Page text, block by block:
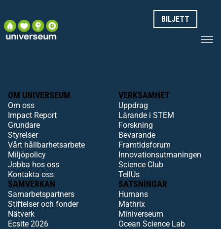
BILJETT
OM UNIVERSEUM
Om oss
Impact Report
Grundare
Styrelser
Vårt hållbarhetsarbete
Miljöpolicy
Jobba hos oss
Kontakta oss
VERKSAMHET
Uppdrag
Lärande i STEM
Forskning
Bevarande
Framtidsforum
Innovationsutmaningen
Science Club
TellUs
SAMVERKAN
Samarbetspartners
Stiftelser och fonder
Nätverk
Ecsite 2026
SATSNINGAR
Humans
Mathrix
Miniverseum
Ocean Science Lab